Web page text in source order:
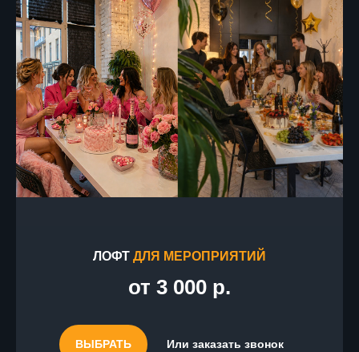
ЛОФТ ДЛЯ МЕРОПРИЯТИЙ
от 3 000 р.
ВЫБРАТЬ Или заказать звонок